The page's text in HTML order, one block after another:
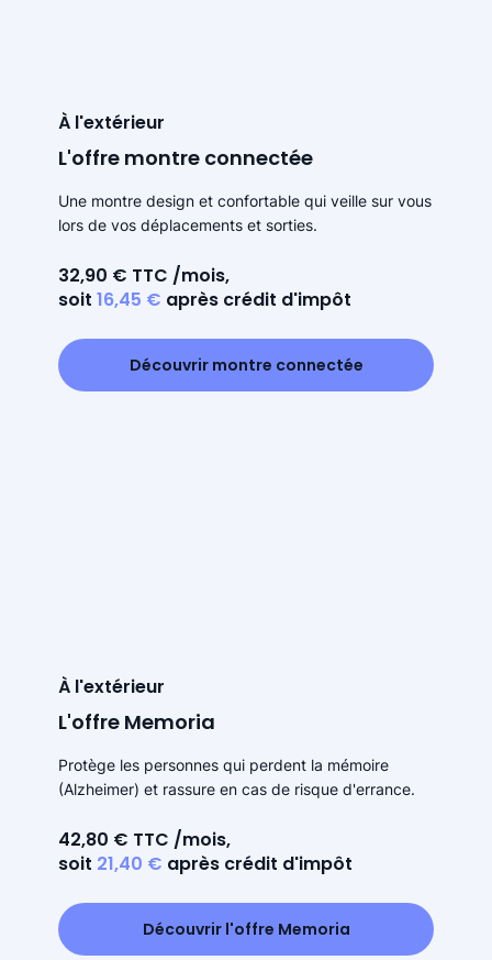
À l'extérieur
L'offre montre connectée
Une montre design et confortable qui veille sur vous
lors de vos déplacements et sorties.
32,90 € TTC /mois,
soit 16,45 € après crédit d'impôt
Découvrir montre connectée
À l'extérieur
L'offre Memoria
Protège les personnes qui perdent la mémoire
(Alzheimer) et rassure en cas de risque d'errance.
42,80 € TTC /mois,
soit 21,40 € après crédit d'impôt
Découvrir l'offre Memoria